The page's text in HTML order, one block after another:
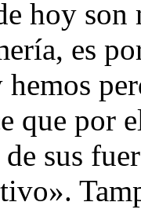
hoy son
es
que por
sus